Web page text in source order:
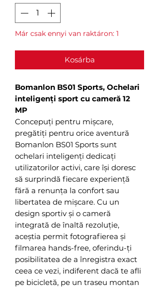
Már csak ennyi van raktáron: 1
Kosárba
Bomanlon BS01 Sports, Ochelari
inteligenți sport cu cameră 12
MP
Concepuți pentru mișcare,
pregătiți pentru orice aventură
Bomanlon BS01 Sports sunt
ochelari inteligenți dedicați
utilizatorilor activi, care își doresc
să surprindă fiecare experiență
fără a renunța la confort sau
libertatea de mișcare. Cu un
design sportiv și o cameră
integrată de înaltă rezoluție,
aceștia permit fotografierea și
filmarea hands-free, oferindu-ți
posibilitatea de a înregistra exact
ceea ce vezi, indiferent dacă te afli
pe bicicletă, pe un traseu montan